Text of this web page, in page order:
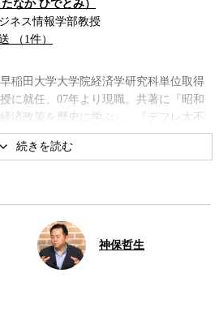
なか ひでとみ）
ネス情報学部教授
（1件）
稲田大学大学院経済学研究科単位取得
に就任、07年より現職。共著に『昭和
済政策を歴史に学ぶ』、『デフレ大不
神保哲生